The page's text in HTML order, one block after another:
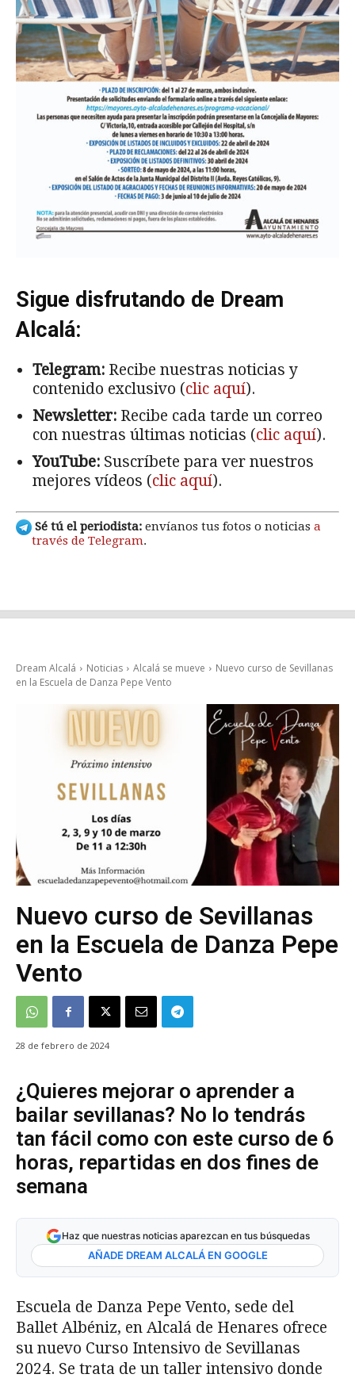
Sigue disfrutando de Dream
Alcalá:
Telegram: Recibe nuestras noticias y
contenido exclusivo (clic aquí).
Newsletter: Recibe cada tarde un correo
con nuestras últimas noticias (clic aquí).
YouTube: Suscríbete para ver nuestros
mejores vídeos (clic aquí).
Sé tú el periodista: envíanos tus fotos o noticias a
través de Telegram.